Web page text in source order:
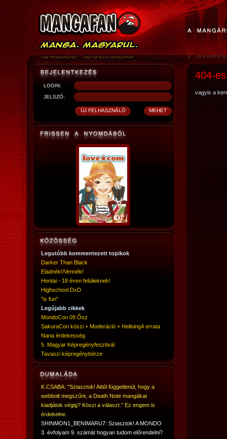
LOGIN:
JELSZÓ:
Legutóbb kommentezett topikok
Darker Than Black
Eladnék!/Vennék!
Hentai - 18 éven felülieknek!
Highschool DxD
"is fun"
Legújabb cikkek
MondoCon 09 Ősz
SakuraCon köszi + Moderáció + Hellsing4 errata
Nana érdekesség
5. Magyar Képregényfesztivál
Tavaszi képregénybörze
K.CSABA: "Sziasztok! Attól függetlenül, hogy a
webbolt megszűnt, a Death Note mangákat
kiadjátok végig? Köszi a választ." Ez engem is
érdekelne.
SHINMON1_BENIMARU7: Sziasztok! A MONDO
3. évfolyam 9. számát hogyan tudom előrendelni?
404-
vagyis a